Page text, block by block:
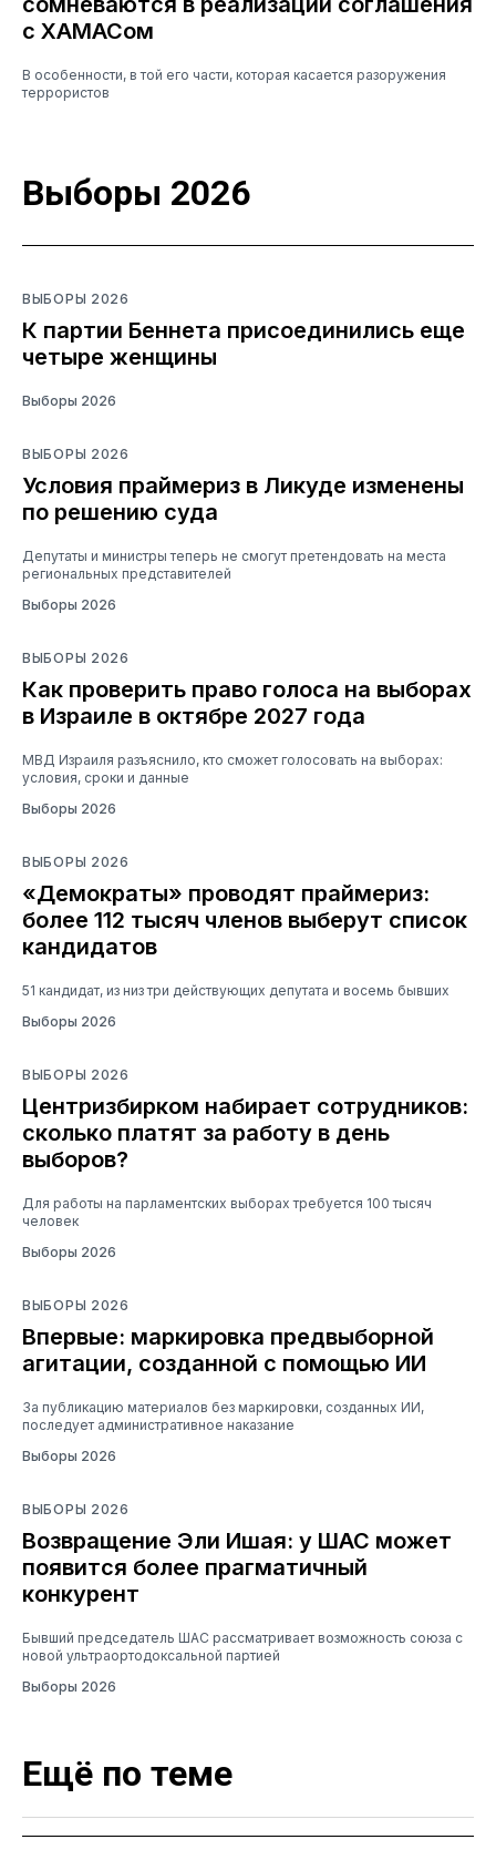
с ХАМАСом
В особенности, в той его части, которая касается разоружения
террористов
Выборы 2026
ВЫБОРЫ 2026
К партии Беннета присоединились еще
четыре женщины
Выборы 2026
ВЫБОРЫ 2026
Условия праймериз в Ликуде изменены
по решению суда
Депутаты и министры теперь не смогут претендовать на места
региональных представителей
Выборы 2026
ВЫБОРЫ 2026
Как проверить право голоса на выборах
в Израиле в октябре 2027 года
МВД Израиля разъяснило, кто сможет голосовать на выборах:
условия, сроки и данные
Выборы 2026
ВЫБОРЫ 2026
«Демократы» проводят праймериз:
более 112 тысяч членов выберут список
кандидатов
51 кандидат, из низ три действующих депутата и восемь бывших
Выборы 2026
ВЫБОРЫ 2026
Центризбирком набирает сотрудников:
сколько платят за работу в день
выборов?
Для работы на парламентских выборах требуется 100 тысяч
человек
Выборы 2026
ВЫБОРЫ 2026
Впервые: маркировка предвыборной
агитации, созданной с помощью ИИ
За публикацию материалов без маркировки, созданных ИИ,
последует административное наказание
Выборы 2026
ВЫБОРЫ 2026
Возвращение Эли Ишая: у ШАС может
появится более прагматичный
конкурент
Бывший председатель ШАС рассматривает возможность союза с
новой ультраортодоксальной партией
Выборы 2026
Ещё по теме